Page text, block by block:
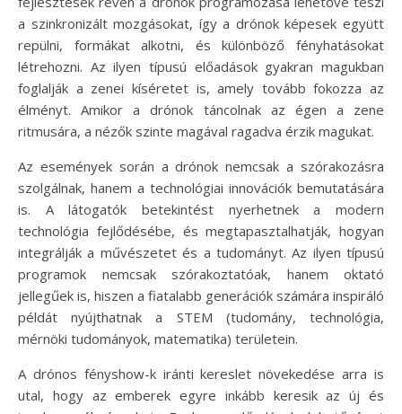
a szinkronizált mozgásokat, így a drónok képesek együtt
repülni, formákat alkotni, és különböző fényhatásokat
létrehozni. Az ilyen típusú előadások gyakran magukban
foglalják a zenei kíséretet is, amely tovább fokozza az
élményt. Amikor a drónok táncolnak az égen a zene
ritmusára, a nézők szinte magával ragadva érzik magukat.
Az események során a drónok nemcsak a szórakozásra
szolgálnak, hanem a technológiai innovációk bemutatására
is. A látogatók betekintést nyerhetnek a modern
technológia fejlődésébe, és megtapasztalhatják, hogyan
integrálják a művészetet és a tudományt. Az ilyen típusú
programok nemcsak szórakoztatóak, hanem oktató
jellegűek is, hiszen a fiatalabb generációk számára inspiráló
példát nyújthatnak a STEM (tudomány, technológia,
mérnöki tudományok, matematika) területein.
A drónos fényshow-k iránti kereslet növekedése arra is
utal, hogy az emberek egyre inkább keresik az új és